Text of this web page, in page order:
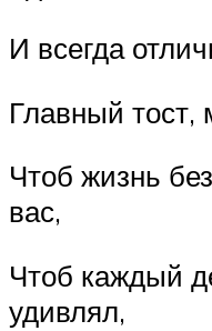
И всегда
Главный тост,
Чтоб жизнь
вас,
Чтоб каждый
удивлял,